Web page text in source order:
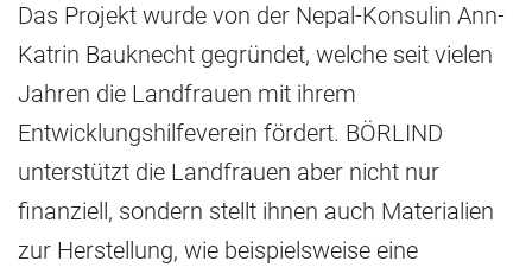
Das Projekt wurde von der Nepal-Konsulin Ann-
Katrin Bauknecht gegründet, welche seit vielen
Jahren die Landfrauen mit ihrem
Entwicklungshilfeverein fördert. BÖRLIND
unterstützt die Landfrauen aber nicht nur
finanziell, sondern stellt ihnen auch Materialien
zur Herstellung, wie beispielsweise eine